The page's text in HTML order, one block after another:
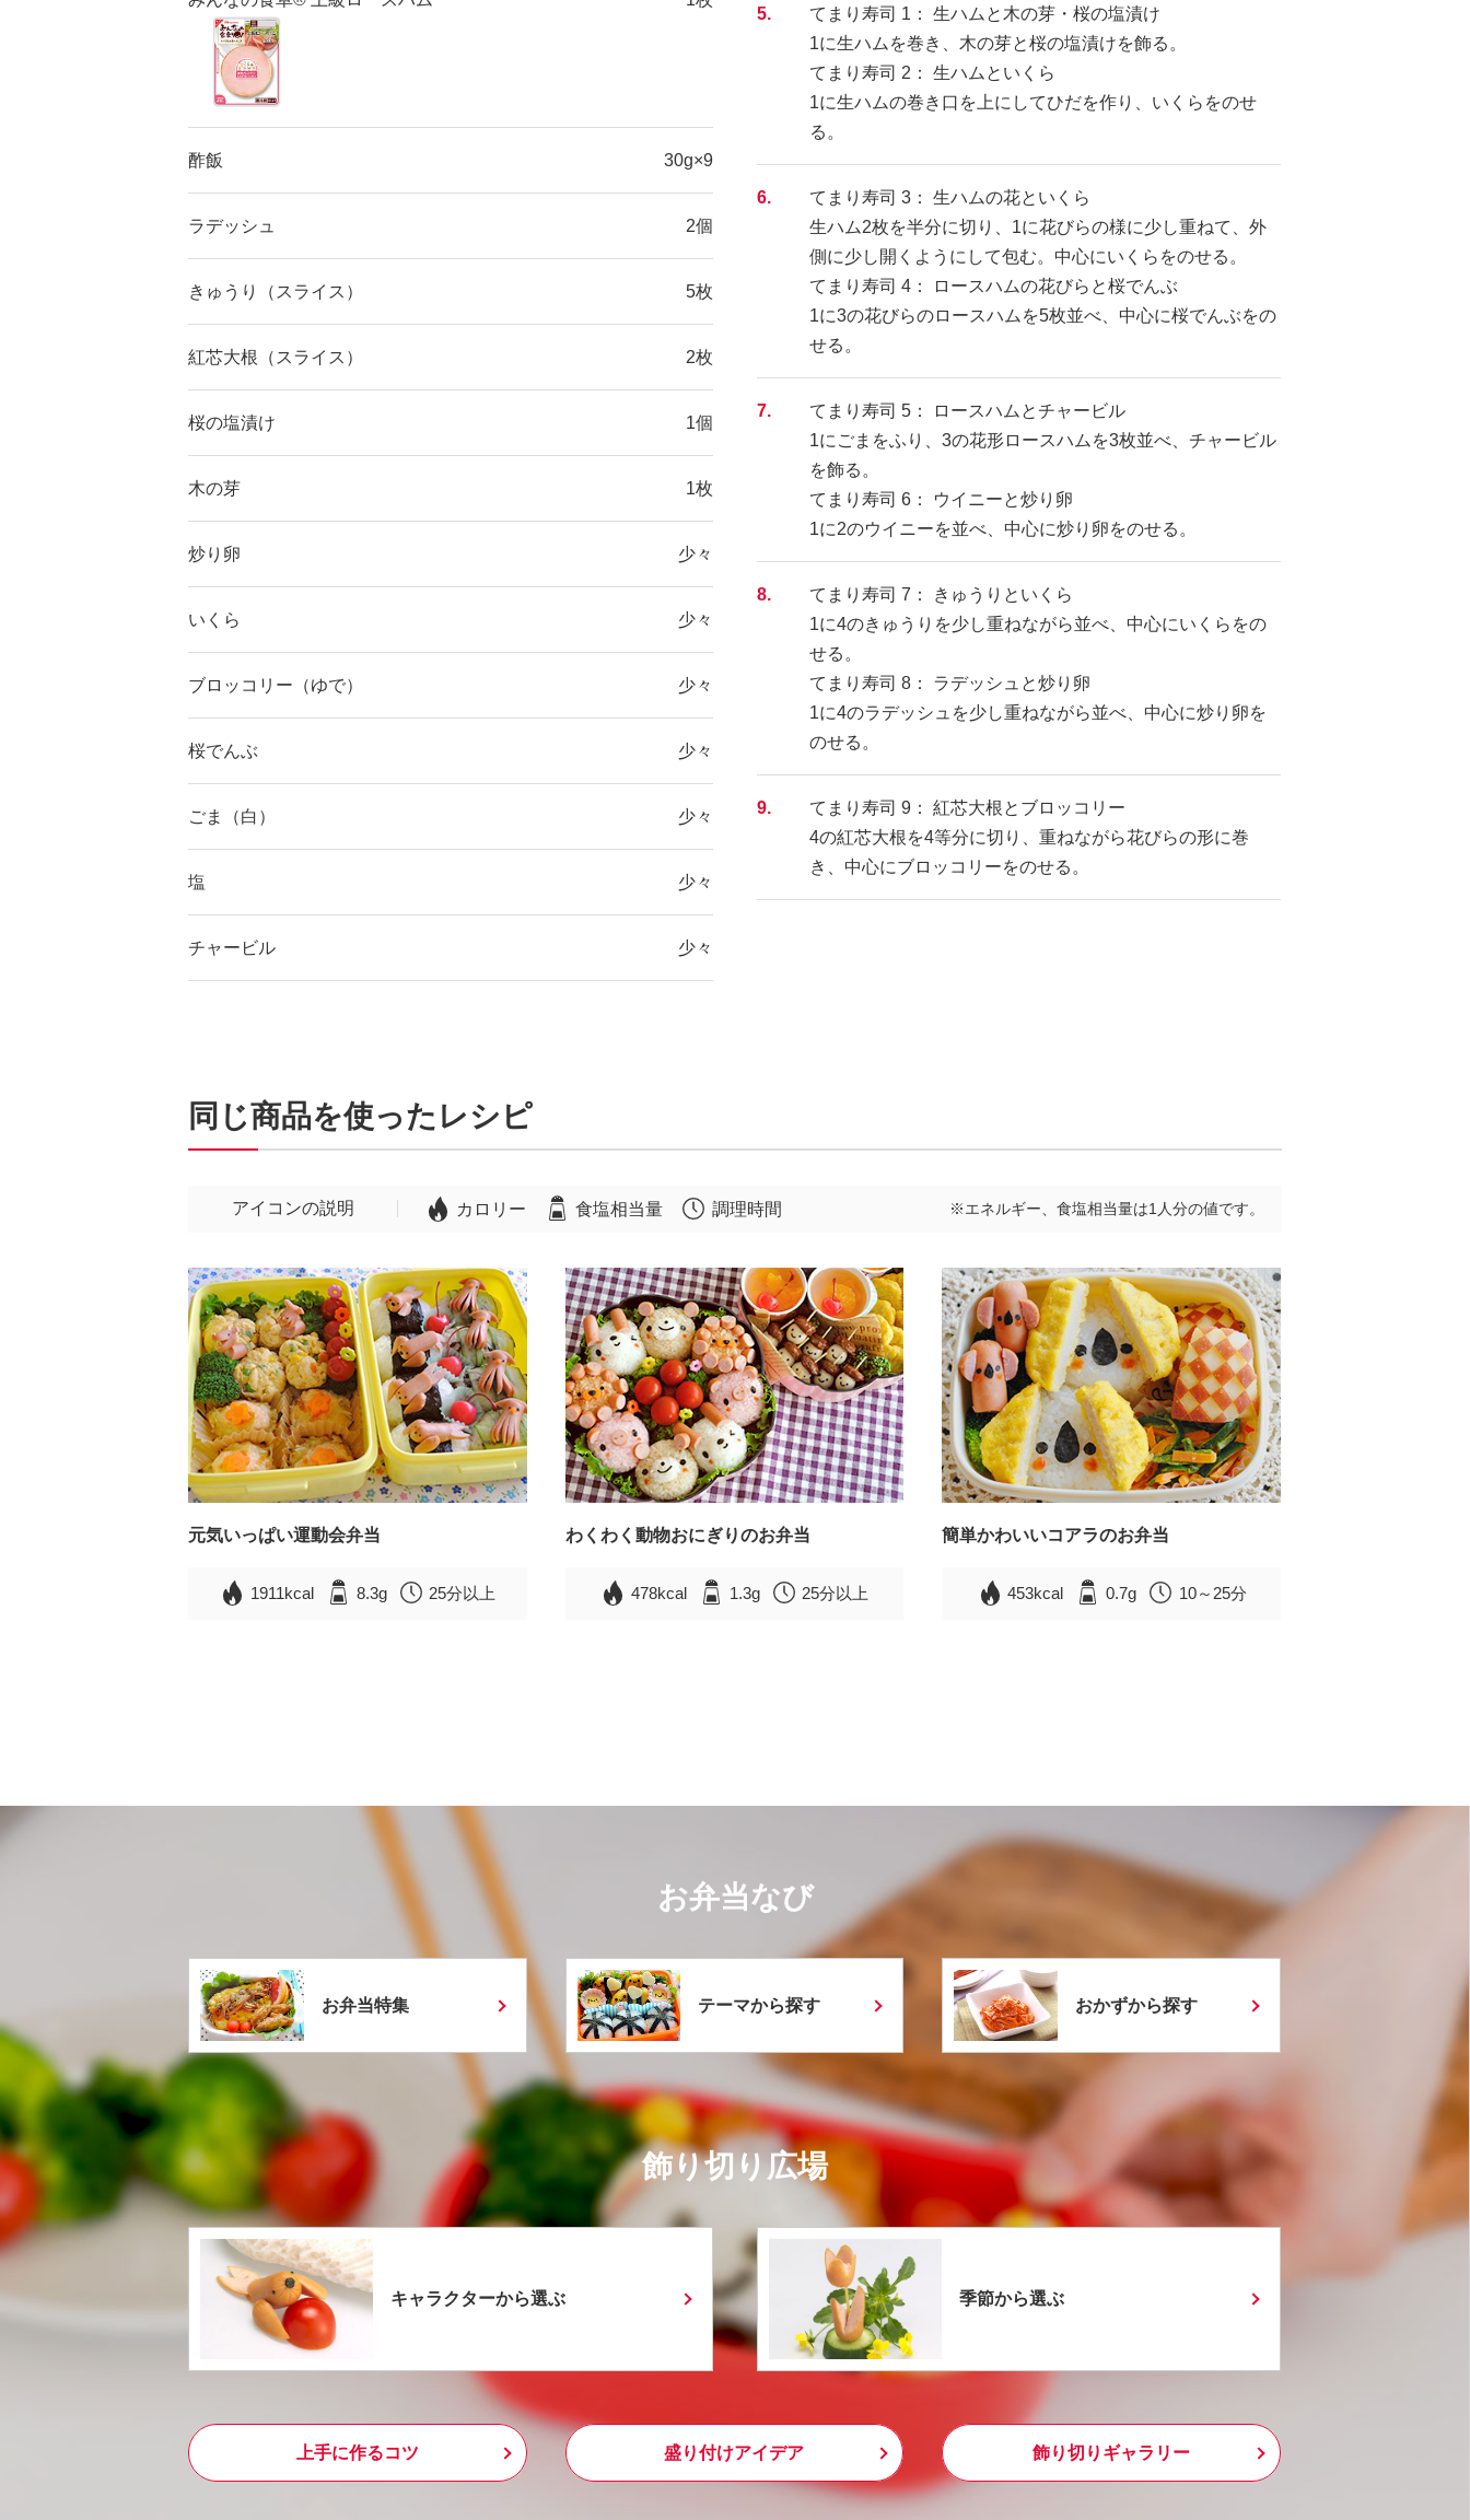
酢飯 30g×9
ラデッシュ 2個
きゅうり（スライス） 5枚
紅芯大根（スライス） 2枚
桜の塩漬け 1個
木の芽 1枚
炒り卵 少々
いくら 少々
ブロッコリー（ゆで） 少々
桜でんぶ 少々
ごま（白） 少々
塩 少々
チャービル 少々
5.
てまり寿司 1： 生ハムと木の芽・桜の塩漬け
1に生ハムを巻き、木の芽と桜の塩漬けを飾る。
てまり寿司 2： 生ハムといくら
1に生ハムの巻き口を上にしてひだを作り、いくらをのせ
る。
6.
てまり寿司 3： 生ハムの花といくら
生ハム2枚を半分に切り、1に花びらの様に少し重ねて、外
側に少し開くようにして包む。中心にいくらをのせる。
てまり寿司 4： ロースハムの花びらと桜でんぶ
1に3の花びらのロースハムを5枚並べ、中心に桜でんぶをの
せる。
7.
てまり寿司 5： ロースハムとチャービル
1にごまをふり、3の花形ロースハムを3枚並べ、チャービル
を飾る。
てまり寿司 6： ウイニーと炒り卵
1に2のウイニーを並べ、中心に炒り卵をのせる。
8.
てまり寿司 7： きゅうりといくら
1に4のきゅうりを少し重ねながら並べ、中心にいくらをの
せる。
てまり寿司 8： ラデッシュと炒り卵
1に4のラデッシュを少し重ねながら並べ、中心に炒り卵を
のせる。
9.
てまり寿司 9： 紅芯大根とブロッコリー
4の紅芯大根を4等分に切り、重ねながら花びらの形に巻
き、中心にブロッコリーをのせる。
同じ商品を使ったレシピ
アイコンの説明 カロリー 食塩相当量 調理時間 ※エネルギー、食塩相当量は1人分の値です。
元気いっぱい運動会弁当
1911kcal 8.3g 25分以上
わくわく動物おにぎりのお弁当
478kcal 1.3g 25分以上
簡単かわいいコアラのお弁当
453kcal 0.7g 10～25分
お弁当なび
お弁当特集 テーマから探す おかずから探す
飾り切り広場
キャラクターから選ぶ 季節から選ぶ
上手に作るコツ 盛り付けアイデア 飾り切りギャラリー